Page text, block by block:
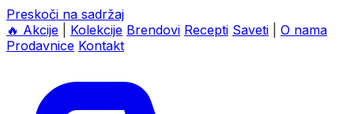
Preskoči na sadržaj
🔥 Akcije Kolekcije Brendovi Recepti Saveti
O nama
Prodavnice Kontakt